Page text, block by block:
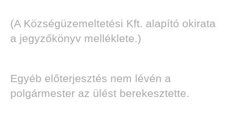
(A Községüzemeltetési Kft. alapító okirata
a jegyzőkönyv melléklete.)
Egyéb előterjesztés nem lévén a
polgármester az ülést berekesztette.